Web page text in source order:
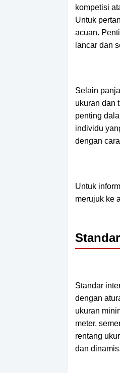
kompetisi
Untuk
acuan.
lancar dan
Selain
ukuran dan
penting
individu
dengan
Untuk
merujuk ke
Standar
dengan
ukuran
meter,
rentang
dan dinamis.